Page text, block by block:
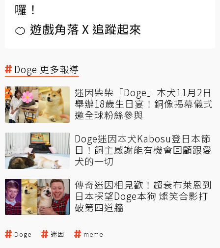
囉！
🍊 遊戲角落 X 追蹤起來
Doge 更多報導
迷因柴柴「Doge」本犬11月2日
舉辦18歲生日宴！銅像揭幕儀式
邀全球粉絲參與
Doge迷因本犬Kabosu登日本節
目！飼主感謝能有機會回顧跟愛
犬的一切
傳奇迷因相見歡！超衰布萊恩到
日本探望Doge本狗 燦笑合影打
破第四道牆
Doge 迷因 meme